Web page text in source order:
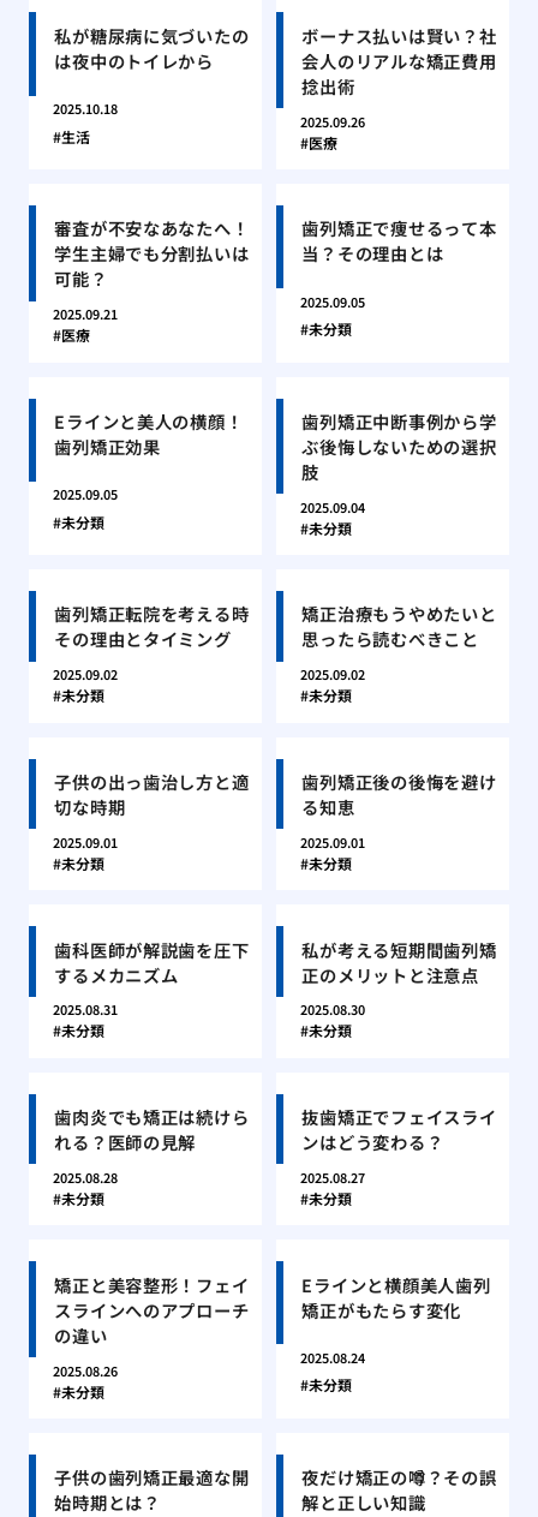
私が糖尿病に気づいたの
は夜中のトイレから
2025.10.18
生活
ボーナス払いは賢い？社
会人のリアルな矯正費用
捻出術
2025.09.26
医療
審査が不安なあなたへ！
学生主婦でも分割払いは
可能？
2025.09.21
医療
歯列矯正で痩せるって本
当？その理由とは
2025.09.05
未分類
Eラインと美人の横顔！
歯列矯正効果
2025.09.05
未分類
歯列矯正中断事例から学
ぶ後悔しないための選択
肢
2025.09.04
未分類
歯列矯正転院を考える時
その理由とタイミング
2025.09.02
未分類
矯正治療もうやめたいと
思ったら読むべきこと
2025.09.02
未分類
子供の出っ歯治し方と適
切な時期
2025.09.01
未分類
歯列矯正後の後悔を避け
る知恵
2025.09.01
未分類
歯科医師が解説歯を圧下
するメカニズム
2025.08.31
未分類
私が考える短期間歯列矯
正のメリットと注意点
2025.08.30
未分類
歯肉炎でも矯正は続けら
れる？医師の見解
2025.08.28
未分類
抜歯矯正でフェイスライ
ンはどう変わる？
2025.08.27
未分類
矯正と美容整形！フェイ
スラインへのアプローチ
の違い
2025.08.26
未分類
Eラインと横顔美人歯列
矯正がもたらす変化
2025.08.24
未分類
子供の歯列矯正最適な開
始時期とは？
夜だけ矯正の噂？その誤
解と正しい知識